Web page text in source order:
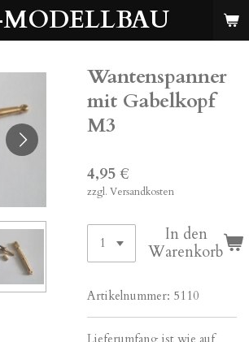
Wantenspanner
mit Gabelkopf
M3
4,95 €
zzgl. Versandkosten
In den
Warenkorb
Artikelnummer: 5110
Lieferumfang ist wie auf